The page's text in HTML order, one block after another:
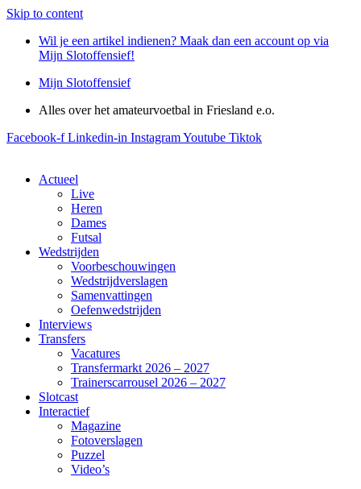
Skip to content
Wil je een artikel indienen? Maak dan een account op via
Mijn Slotoffensief!
Mijn Slotoffensief
Alles over het amateurvoetbal in Friesland e.o.
Facebook-f Linkedin-in InstagramYoutube Tiktok
Actueel
Live
Heren
Dames
Futsal
Wedstrijden
Voorbeschouwingen
Wedstrijdverslagen
Samenvattingen
Oefenwedstrijden
Interviews
Transfers
Vacatures
Transfermarkt 2026 – 2027
Trainerscarrousel 2026 – 2027
Slotcast
Interactief
Magazine
Fotoverslagen
Puzzel
Video’s